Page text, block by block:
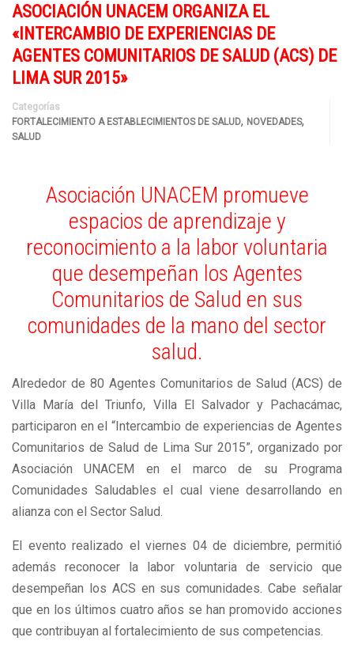
ASOCIACIÓN UNACEM ORGANIZA EL
«INTERCAMBIO DE EXPERIENCIAS DE
AGENTES COMUNITARIOS DE SALUD (ACS) DE
LIMA SUR 2015»
Categorías
FORTALECIMIENTO A ESTABLECIMIENTOS DE SALUD, NOVEDADES,
SALUD
Asociación UNACEM promueve
espacios de aprendizaje y
reconocimiento a la labor voluntaria
que desempeñan los Agentes
Comunitarios de Salud en sus
comunidades de la mano del sector
salud.
Alrededor de 80 Agentes Comunitarios de Salud (ACS) de
Villa María del Triunfo, Villa El Salvador y Pachacámac,
participaron en el “Intercambio de experiencias de Agentes
Comunitarios de Salud de Lima Sur 2015”, organizado por
Asociación UNACEM en el marco de su Programa
Comunidades Saludables el cual viene desarrollando en
alianza con el Sector Salud.
El evento realizado el viernes 04 de diciembre, permitió
además reconocer la labor voluntaria de servicio que
desempeñan los ACS en sus comunidades. Cabe señalar
que en los últimos cuatro años se han promovido acciones
que contribuyan al fortalecimiento de sus competencias.